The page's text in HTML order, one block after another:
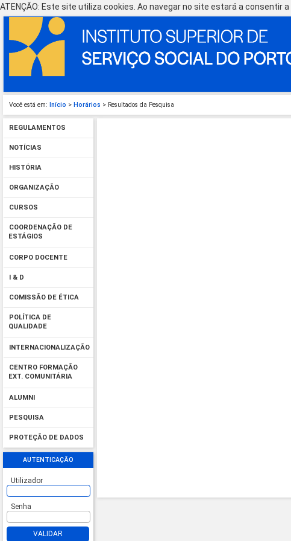
ATENÇÃO: Este site utiliza cookies. Ao navegar no site estará a consentir a
Você está em: Início > Horários > Resultados da Pesquisa
REGULAMENTOS
NOTÍCIAS
HISTÓRIA
ORGANIZAÇÃO
CURSOS
COORDENAÇÃO DE
ESTÁGIOS
CORPO DOCENTE
I & D
COMISSÃO DE ÉTICA
POLÍTICA DE
QUALIDADE
INTERNACIONALIZAÇÃO
CENTRO FORMAÇÃO
EXT. COMUNITÁRIA
ALUMNI
PESQUISA
PROTEÇÃO DE DADOS
AUTENTICAÇÃO
Utilizador
Senha
VALIDAR